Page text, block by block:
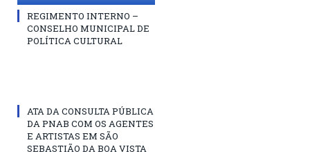
REGIMENTO INTERNO –
CONSELHO MUNICIPAL DE
POLÍTICA CULTURAL
ATA DA CONSULTA PÚBLICA
DA PNAB COM OS AGENTES
E ARTISTAS EM SÃO
SEBASTIÃO DA BOA VISTA